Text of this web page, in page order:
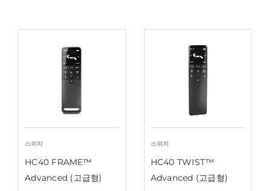
스위치
HC40 FRAME™
Advanced (고급형)
스위치
HC40 TWIST™
Advanced (고급형)